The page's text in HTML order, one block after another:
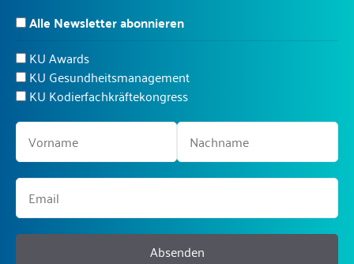
Alle Newsletter abonnieren
KU Awards
KU Gesundheitsmanagement
KU Kodierfachkräftekongress
Absenden